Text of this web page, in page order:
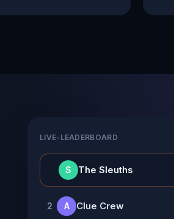
LIVE-LEADERBOARD
S The Sleuths
2 A Clue Crew